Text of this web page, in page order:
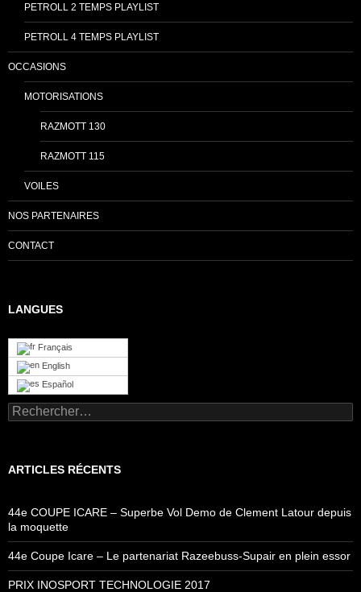
PETROLL 2 TEMPS PLAYLIST
PETROLL 4 TEMPS PLAYLIST
OCCASIONS
MOTORISATIONS
RAZMOTT 130
RAZMOTT 115
VOILES
NOS PARTENAIRES
CONTACT
LANGUES
Français
English
Español
Rechercher :
ARTICLES RÉCENTS
44e COUPE ICARE – Superbe Vol Demo de Clement Latour depuis
la moquette
44e Coupe Icare – Le partenariat Razeebuss-Supair en plein essor
PRIX INOSPORT TECHNOLOGIE 2017